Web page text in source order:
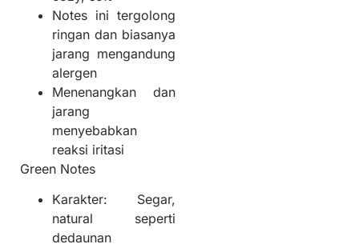
Notes ini tergolong
ringan dan biasanya
jarang mengandung
alergen
Menenangkan dan
jarang
menyebabkan
reaksi iritasi
Green Notes
Karakter: Segar,
natural seperti
dedaunan